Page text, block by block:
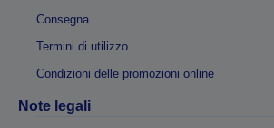
Consegna
Termini di utilizzo
Condizioni delle promozioni online
Note legali